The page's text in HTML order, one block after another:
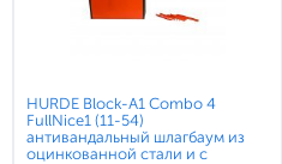
HURDE Block-A1 Combo 4
FullNice1 (11-54)
антивандальный шлагбаум из
оцинкованной стали и с